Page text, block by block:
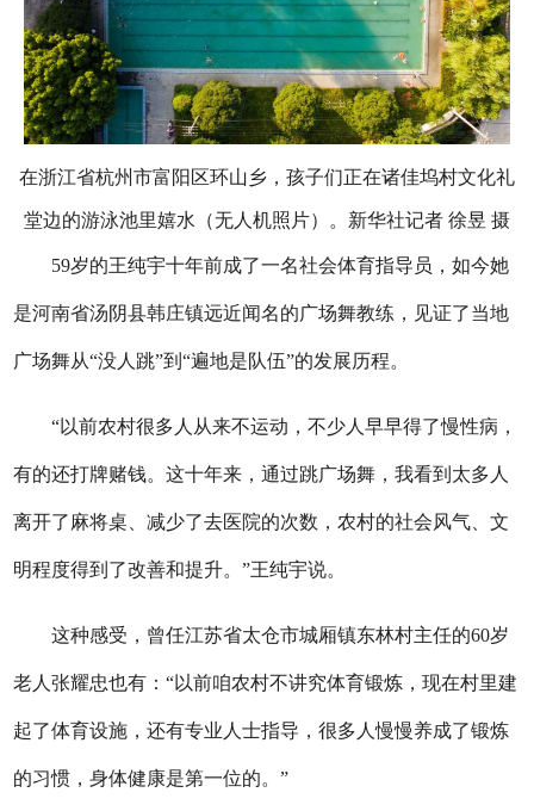
在浙江省杭州市富阳区环山乡，孩子们正在诸佳坞村文化礼
堂边的游泳池里嬉水（无人机照片）。新华社记者 徐昱 摄
59岁的王纯宇十年前成了一名社会体育指导员，如今她
是河南省汤阴县韩庄镇远近闻名的广场舞教练，见证了当地
广场舞从“没人跳”到“遍地是队伍”的发展历程。
“以前农村很多人从来不运动，不少人早早得了慢性病，
有的还打牌赌钱。这十年来，通过跳广场舞，我看到太多人
离开了麻将桌、减少了去医院的次数，农村的社会风气、文
明程度得到了改善和提升。”王纯宇说。
这种感受，曾任江苏省太仓市城厢镇东林村主任的60岁
老人张耀忠也有：“以前咱农村不讲究体育锻炼，现在村里建
起了体育设施，还有专业人士指导，很多人慢慢养成了锻炼
的习惯，身体健康是第一位的。”